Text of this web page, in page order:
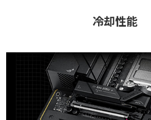
冷却性能